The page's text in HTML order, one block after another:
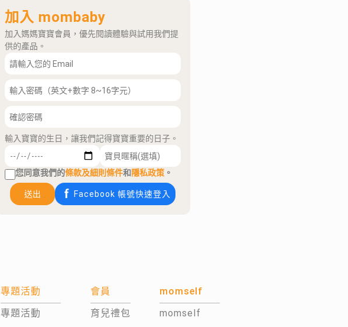
加入 mombaby
加入媽媽寶寶會員，優先閱讀體驗與試用我們提
供的產品。
輸入寶寶的生日，讓我們記得寶寶重要的日子。
您同意我們的條款及細則條件和隱私政策 。
送出 Facebook 帳號快速登入
專題活動
專題活動
會員
育兒禮包
momself
momself